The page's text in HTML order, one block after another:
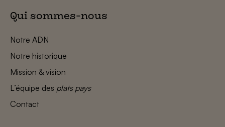
Qui sommes-nous
Notre ADN
Notre historique
Mission & vision
L’équipe des plats pays
Contact